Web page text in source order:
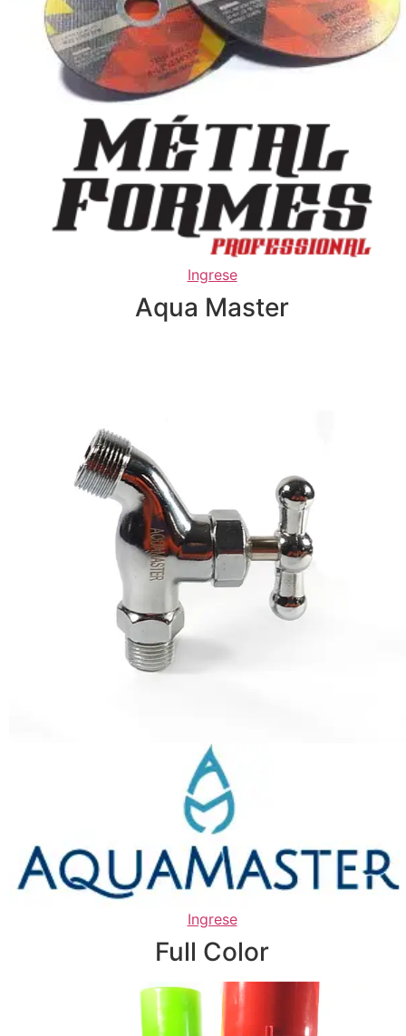
Ingrese
Aqua Master
Ingrese
Full Color